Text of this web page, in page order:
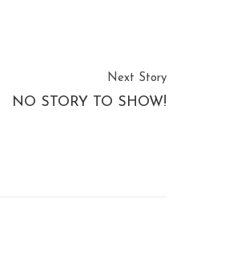
Next Story
NO STORY TO SHOW!